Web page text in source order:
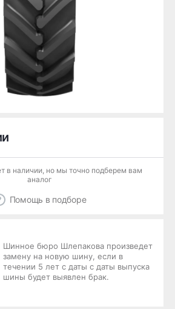
в наличии, но мы точно подберем вам
аналог
Помощь в подборе
Шинное бюро Шлепакова произведет
замену на новую шину, если в
течении 5 лет с даты с даты выпуска
шины будет выявлен брак.